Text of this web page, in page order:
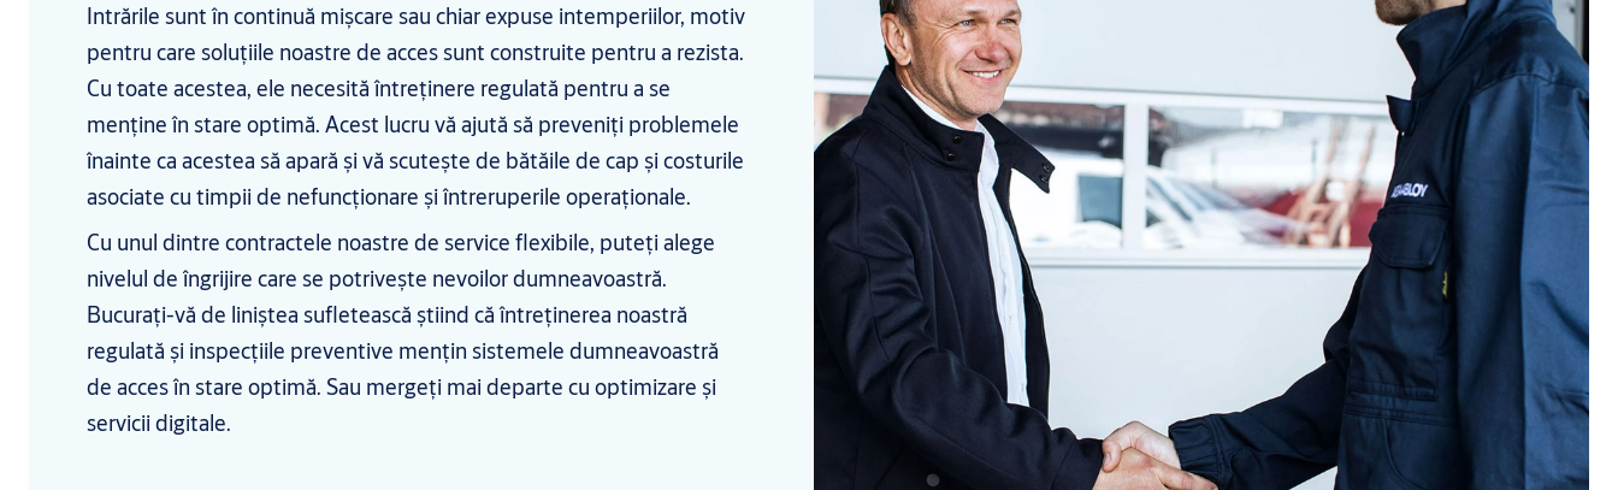
Intrările sunt în continuă mișcare sau chiar expuse intemperiilor, motiv
pentru care soluțiile noastre de acces sunt construite pentru a rezista.
Cu toate acestea, ele necesită întreținere regulată pentru a se
menține în stare optimă. Acest lucru vă ajută să preveniți problemele
înainte ca acestea să apară și vă scutește de bătăile de cap și costurile
asociate cu timpii de nefuncționare și întreruperile operaționale.
Cu unul dintre contractele noastre de service flexibile, puteți alege
nivelul de îngrijire care se potrivește nevoilor dumneavoastră.
Bucurați-vă de liniștea sufletească știind că întreținerea noastră
regulată și inspecțiile preventive mențin sistemele dumneavoastră
de acces în stare optimă. Sau mergeți mai departe cu optimizare și
servicii digitale.